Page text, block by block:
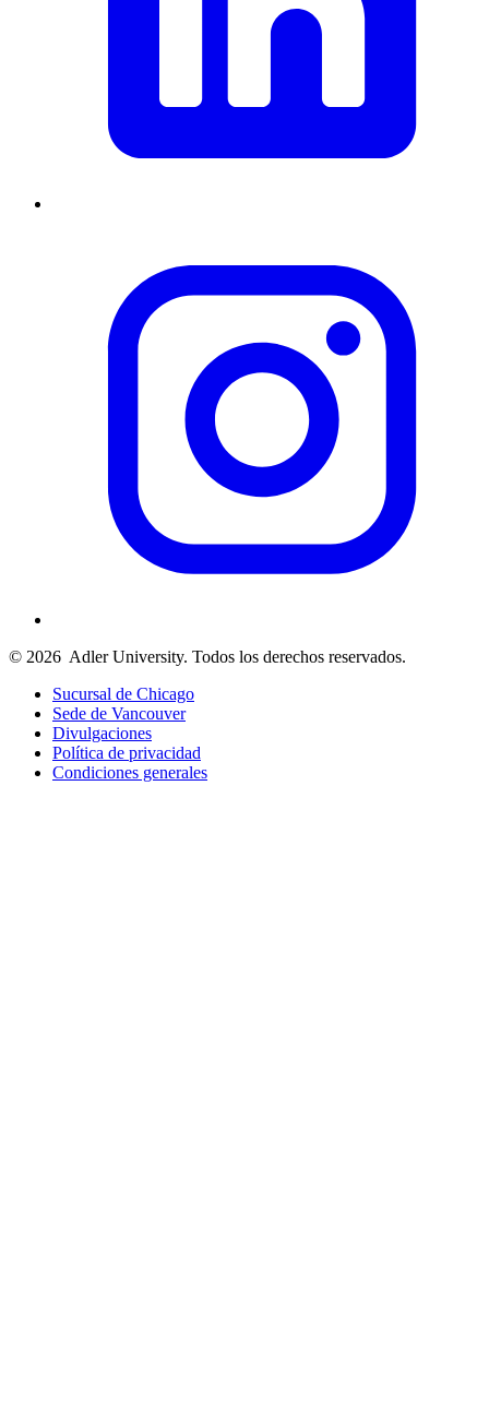
© 2026 Adler University. Todos los derechos reservados.
Sucursal de Chicago
Sede de Vancouver
Divulgaciones
Política de privacidad
Condiciones generales